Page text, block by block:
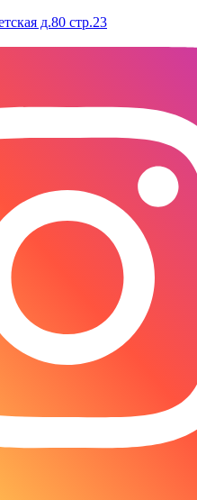
д.80 стр.23